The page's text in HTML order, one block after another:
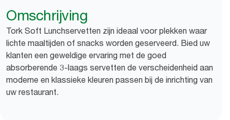
Omschrijving
Tork Soft Lunchservetten zijn ideaal voor plekken waar
lichte maaltijden of snacks worden geserveerd. Bied uw
klanten een geweldige ervaring met de goed
absorberende 3-laags servetten de verscheidenheid aan
moderne en klassieke kleuren passen bij de inrichting van
uw restaurant.